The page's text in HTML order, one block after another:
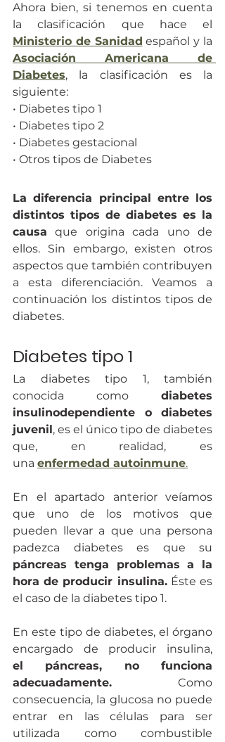
Ahora bien, si tenemos en cuenta
Ministerio de Sanidad
Asociación Americana de
Diabetes, la clasificación es la
siguiente:
• Diabetes tipo 1
• Diabetes tipo 2
• Diabetes gestacional
• Otros tipos de Diabetes
La diferencia principal entre los
distintos tipos de diabetes es la
causa que origina cada uno de
ellos. Sin embargo, existen otros
aspectos que también contribuyen
a esta diferenciación. Veamos a
continuación los distintos tipos de
diabetes.
Diabetes tipo 1
La diabetes tipo 1, también
conocida como diabetes
insulinodependiente o diabetes
juvenil, es el único tipo de diabetes
que, en realidad, es
una enfermedad autoinmune.
En el apartado anterior veíamos
que uno de los motivos que
pueden llevar a que una persona
páncreas tenga problemas a la
hora de producir insulina. Éste es
el caso de la diabetes tipo 1.
En este tipo de diabetes, el órgano
el páncreas, no funciona
adecuadamente. Como
consecuencia, la glucosa no puede
entrar en las células para ser
utilizada como combustible